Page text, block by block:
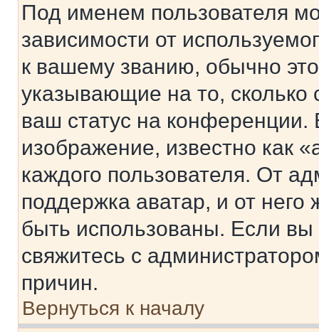
Под именем пользователя
зависимости от
к вашему званию, обычно это
указывающие на то,
ваш статус на
изображение, известно как
каждого пользователя. От
поддержка аватар, и от него
быть использованы. Если
свяжитесь с
причин.
Вернуться к началу